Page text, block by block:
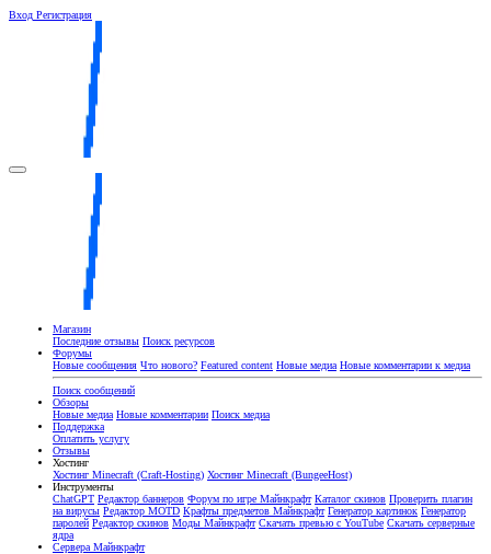
Вход Регистрация
Магазин
Последние отзывы Поиск ресурсов
Форумы
Новые сообщения Что нового? Featured content Новые медиа Новые комментарии к медиа
Поиск сообщений
Обзоры
Новые медиа Новые комментарии Поиск медиа
Поддержка
Оплатить услугу
Отзывы
Хостинг
Хостинг Minecraft (Craft-Hosting) Хостинг Minecraft (BungeeHost)
Инструменты
ChatGPT Редактор баннеров Форум по игре Майнкрафт Каталог скинов Проверить плагин
на вирусы Редактор MOTD Крафты предметов Майнкрафт Генератор картинок Генератор
паролей Редактор скинов Моды Майнкрафт Скачать превью с YouTube Скачать серверные
ядра
Сервера Майнкрафт